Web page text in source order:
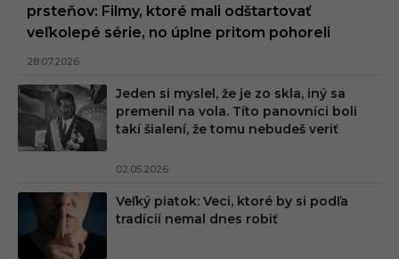
prsteňov: Filmy, ktoré mali odštartovať
veľkolepé série, no úplne pritom pohoreli
28.07.2026
Jeden si myslel, že je zo skla, iný sa
premenil na vola. Títo panovníci boli
takí šialení, že tomu nebudeš veriť
02.05.2026
Veľký piatok: Veci, ktoré by si podľa
tradícií nemal dnes robiť